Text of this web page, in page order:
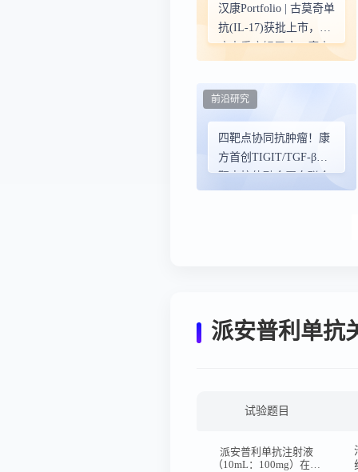
汉康Portfolio | 古莫奇单
抗(IL-17)获批上市，治
疗中重度银屑病，康方
四靶点协同抗肿瘤！康
方首创TIGIT/TGF-β双
靶点抗体融合蛋白联合
前沿研究
派安普利单抗
试验题目
派安普利单抗注射液
（10mL：100mg）在健